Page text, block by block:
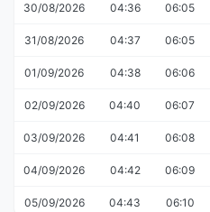
30/08/2026 04:36 06:05
31/08/2026 04:37 06:05
01/09/2026 04:38 06:06
02/09/2026 04:40 06:07
03/09/2026 04:41 06:08
04/09/2026 04:42 06:09
05/09/2026 04:43 06:10